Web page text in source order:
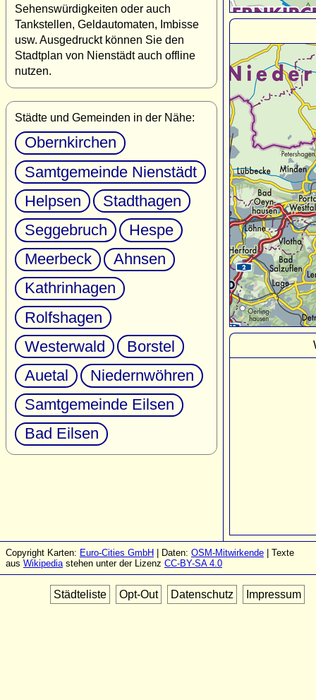
Sehenswürdigkeiten oder auch
Tankstellen, Geldautomaten, Imbisse
usw. Ausgedruckt können Sie den
Stadtplan von Nienstädt auch offline
nutzen.
Städte und Gemeinden in der Nähe:
Obernkirchen
Samtgemeinde Nienstädt
Helpsen
Stadthagen
Seggebruch
Hespe
Meerbeck
Ahnsen
Kathrinhagen
Rolfshagen
Westerwald
Borstel
Auetal
Niedernwöhren
Samtgemeinde Eilsen
Bad Eilsen
Copyright Karten: Euro-Cities GmbH | Daten: OSM-Mitwirkende | Texte
aus Wikipediastehen unter der Lizenz CC-BY-SA 4.0
Städteliste Opt-Out Datenschutz Impressum